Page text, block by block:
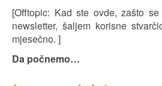
[Offtopic: Kad ste ovde, zašto
newsletter, šaljem korisne
mjesečno. ]
Da počnemo…